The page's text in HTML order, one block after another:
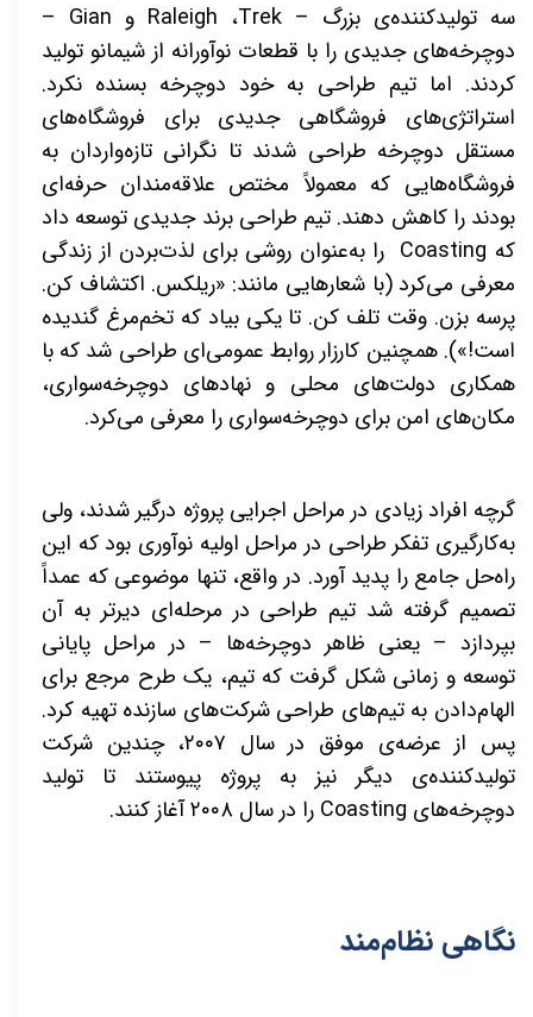
سه تولیدکننده‌ی بزرگ – Trek، Raleigh و Gian
–
دوچرخه‌های جدیدی را با قطعات نوآورانه از شیمانو تولید
کردند. اما تیم طراحی به خود دوچرخه بسنده نکرد.
استراتژی‌های فروشگاهی جدیدی برای فروشگاه‌های
مستقل دوچرخه طراحی شدند تا نگرانی تازه‌واردان به
فروشگاه‌هایی که معمولاً مختص علاقه‌مندان حرفه‌ای
بودند را کاهش دهند. تیم طراحی برند جدیدی توسعه داد
که Coasting را به‌عنوان روشی برای لذت‌بردن از زندگی
معرفی می‌کرد (با شعارهایی مانند: «ریلکس. اکتشاف کن.
پرسه بزن. وقت تلف کن. تا یکی بیاد که تخم‌مرغ گندیده
است!»). همچنین کارزار روابط عمومی‌ای طراحی شد که با
همکاری دولت‌های محلی و نهادهای دوچرخه‌سواری،
مکان‌های امن برای دوچرخه‌سواری را معرفی می‌کرد.
گرچه افراد زیادی در مراحل اجرایی پروژه درگیر شدند، ولی
به‌کارگیری تفکر طراحی در مراحل اولیه نوآوری بود که این
راه‌حل جامع را پدید آورد. در واقع، تنها موضوعی که عمداً
تصمیم گرفته شد تیم طراحی در مرحله‌ای دیرتر به آن
بپردازد – یعنی ظاهر دوچرخه‌ها – در مراحل پایانی
توسعه و زمانی شکل گرفت که تیم، یک طرح مرجع برای
الهام‌دادن به تیم‌های طراحی شرکت‌های سازنده تهیه کرد.
پس از عرضه‌ی موفق در سال ۲۰۰۷، چندین شرکت
تولیدکننده‌ی دیگر نیز به پروژه پیوستند تا تولید
دوچرخه‌های Coasting را در سال ۲۰۰۸ آغاز کنند.
نگاهی نظام‌مند